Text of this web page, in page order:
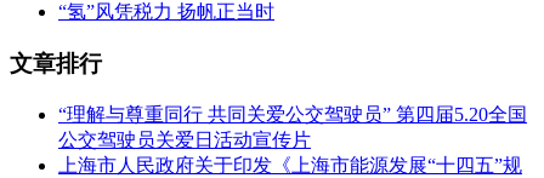
​“氢”风凭税力 扬帆正当时
文章排行
“理解与尊重同行 共同关爱公交驾驶员” 第四届5.20全国
公交驾驶员关爱日活动宣传片
上海市人民政府关于印发《上海市能源发展“十四五”规